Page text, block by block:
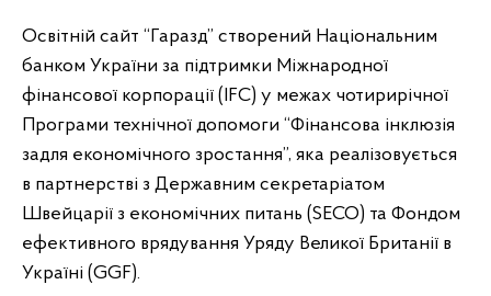
Освітній сайт “Гаразд” створений Національним
банком України за підтримки Міжнародної
фінансової корпорації (IFC) у межах чотирирічної
Програми технічної допомоги “Фінансова інклюзія
задля економічного зростання”, яка реалізовується
в партнерстві з Державним секретаріатом
Швейцарії з економічних питань (SECO) та Фондом
ефективного врядування Уряду Великої Британії в
Україні (GGF).